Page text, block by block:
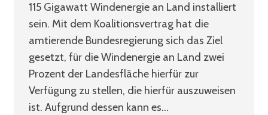
115 Gigawatt Windenergie an Land installiert
sein. Mit dem Koalitionsvertrag hat die
amtierende Bundesregierung sich das Ziel
gesetzt, für die Windenergie an Land zwei
Prozent der Landesfläche hierfür zur
Verfügung zu stellen, die hierfür auszuweisen
ist. Aufgrund dessen kann es…